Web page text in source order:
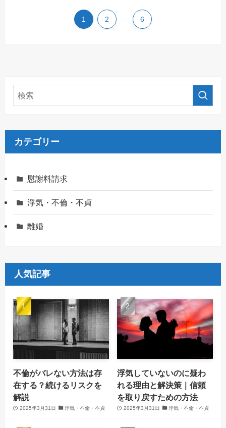
1 2 6
カテゴリー
慰謝料請求
浮気・不倫・不貞
離婚
人気記事
不倫がバレない方法は存
在する？続けるリスクを
解説
2025年3月31日 浮気・不倫・不貞
浮気していないのに疑わ
れる理由と解決策｜信頼
を取り戻すための方法
2025年3月31日 浮気・不倫・不貞